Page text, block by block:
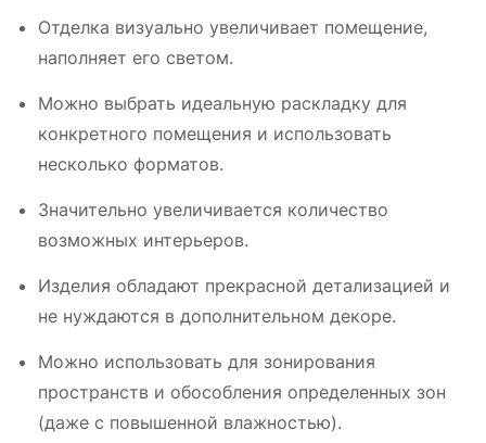
Отделка визуально увеличивает помещение,
наполняет его светом.
Можно выбрать идеальную раскладку для
конкретного помещения и использовать
несколько форматов.
Значительно увеличивается количество
возможных интерьеров.
Изделия обладают прекрасной детализацией и
не нуждаются в дополнительном декоре.
Можно использовать для зонирования
пространств и обособления определенных зон
(даже с повышенной влажностью).